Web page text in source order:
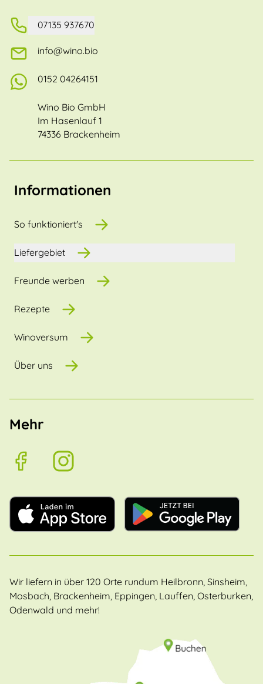
07135 937670
info@wino.bio
0152 04264151
Wino Bio GmbH
Im Hasenlauf 1
74336 Brackenheim
Informationen
So funktioniert's
Liefergebiet
Freunde werben
Rezepte
Winoversum
Über uns
Mehr
Wir liefern in über 120 Orte rundum Heilbronn, Sinsheim,
Mosbach, Brackenheim, Eppingen, Lauffen, Osterburken,
Odenwald und mehr!